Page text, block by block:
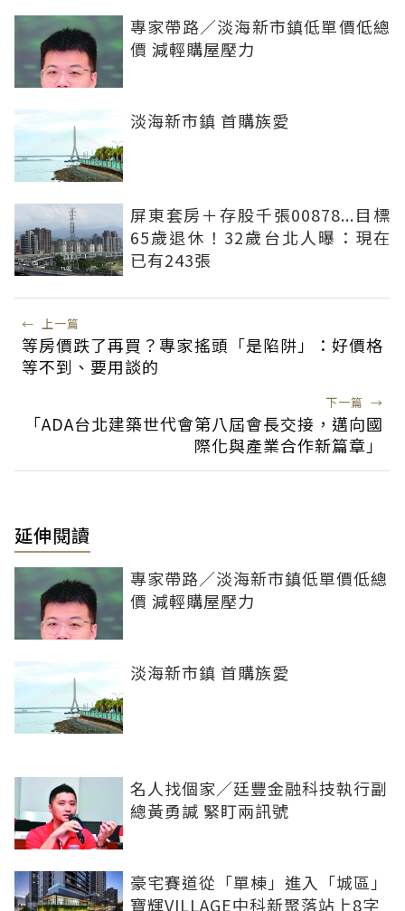
專家帶路／淡海新市鎮低單價低總
價 減輕購屋壓力
淡海新市鎮 首購族愛
屏東套房＋存股千張00878...目標
65歲退休！32歲台北人曝：現在
已有243張
← 上一篇
等房價跌了再買？專家搖頭「是陷阱」：好價格
等不到、要用談的
下一篇 →
「ADA台北建築世代會第八屆會長交接，邁向國
際化與產業合作新篇章」
延伸閱讀
專家帶路／淡海新市鎮低單價低總
價 減輕購屋壓力
淡海新市鎮 首購族愛
名人找個家／廷豐金融科技執行副
總黃勇諴 緊盯兩訊號
豪宅賽道從「單棟」進入「城區」
寶輝VILLAGE中科新聚落站上8字